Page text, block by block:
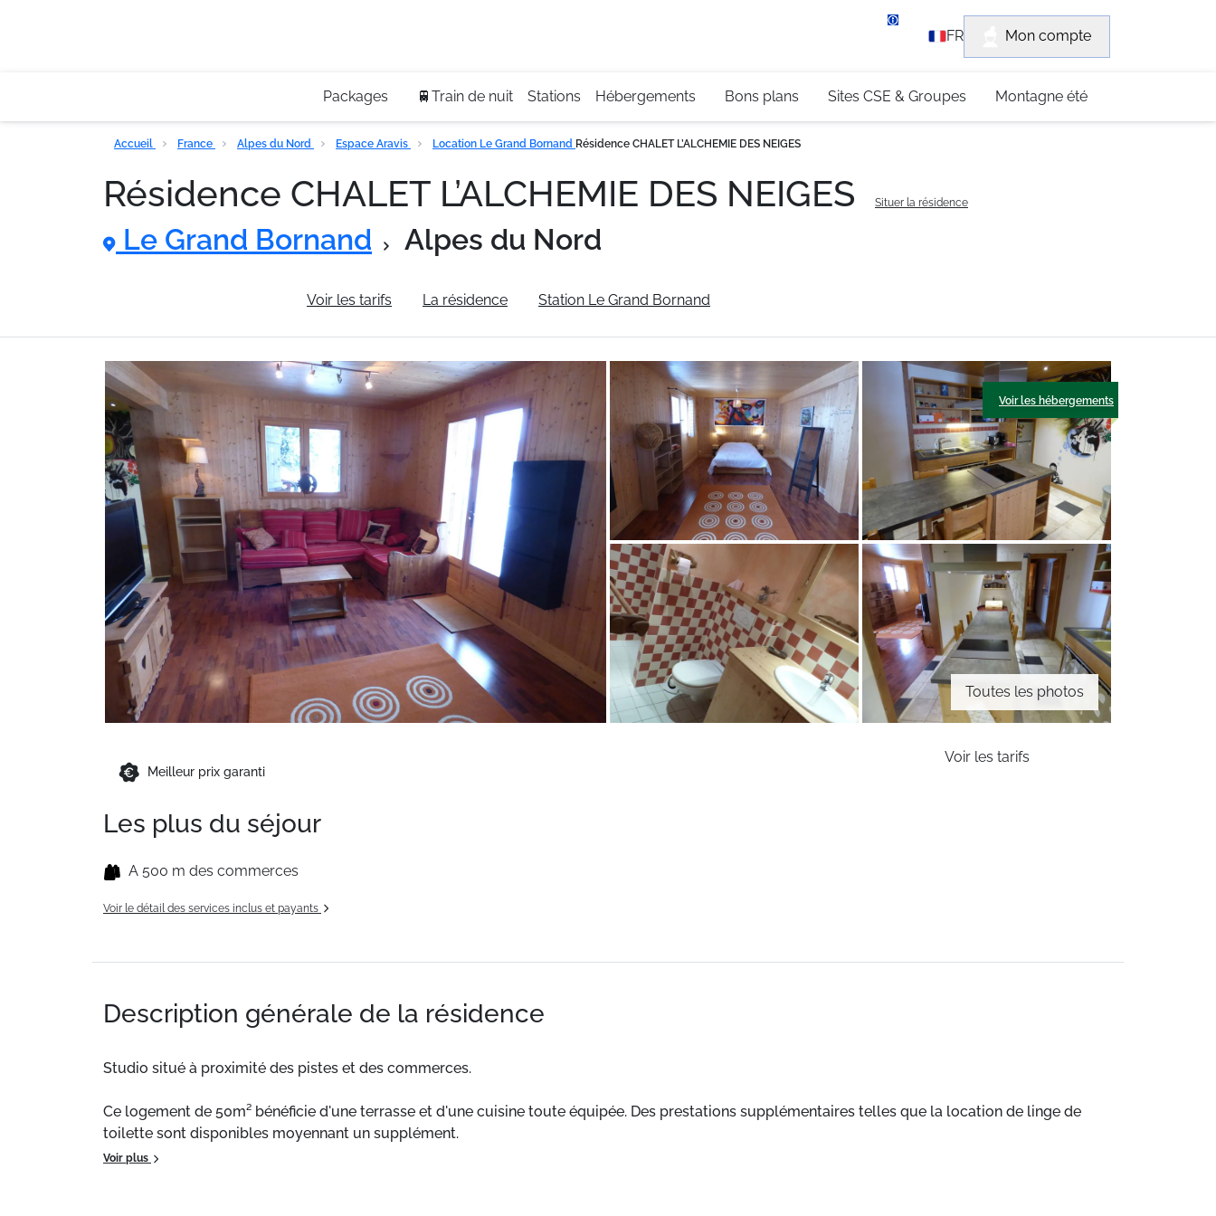
+33 (0)4 79 96 30 69
FR Mon compte
Packages 🚆Train de nuit Stations Hébergements Bons plans Sites CSE & Groupes Montagne été
Accueil France Alpes du Nord Espace Aravis Location Le Grand Bornand Résidence CHALET L’ALCHEMIE DES NEIGES
Résidence CHALET L’ALCHEMIE DES NEIGES Situer la résidence
Le Grand Bornand Alpes du Nord
Voir les tarifs La résidence Station Le Grand Bornand
Toutes les photos
Voir les hébergements
Meilleur prix garanti
Voir les tarifs
Les plus du séjour
A 500 m des commerces
Voir le détail des services inclus et payants
Description générale de la résidence
Studio situé à proximité des pistes et des commerces.
Ce logement de 50m² bénéficie d'une terrasse et d'une cuisine toute équipée. Des prestations supplémentaires telles que la location de linge de
toilette sont disponibles moyennant un supplément.
Voir plus